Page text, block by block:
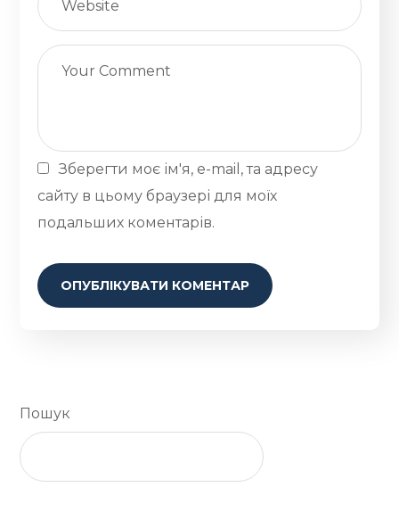
Зберегти моє ім'я, e-mail, та адресу
сайту в цьому браузері для моїх
подальших коментарів.
Пошук